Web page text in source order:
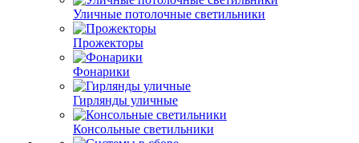
Уличные потолочные светильники
Прожекторы
Фонарики
Гирлянды уличные
Консольные светильники